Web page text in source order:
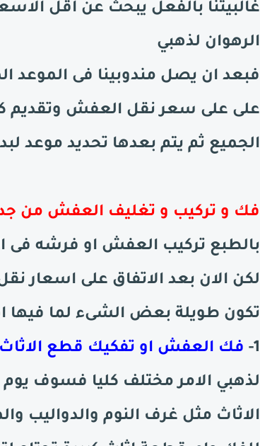
غالبيتنا بالفعل يبحث عن اقل
الرهوان لذهبي
فبعد ان يصل مندوبينا فى الموعد
على على سعر نقل العفش وتقديم
الجميع ثم يتم بعدها تحديد موعد
فك و تركيب و تغليف العفش من جده
بالطبع تركيب العفش او فرشه فى
لكن الان بعد الاتفاق على اسعار
تكون طويلة بعض الشىء لما
1-
فك العفش او تفكيك قطع الاثاث
لذهبي الامر مختلف كليا فسوف يوم
الاثاث مثل غرف النوم والدواليب